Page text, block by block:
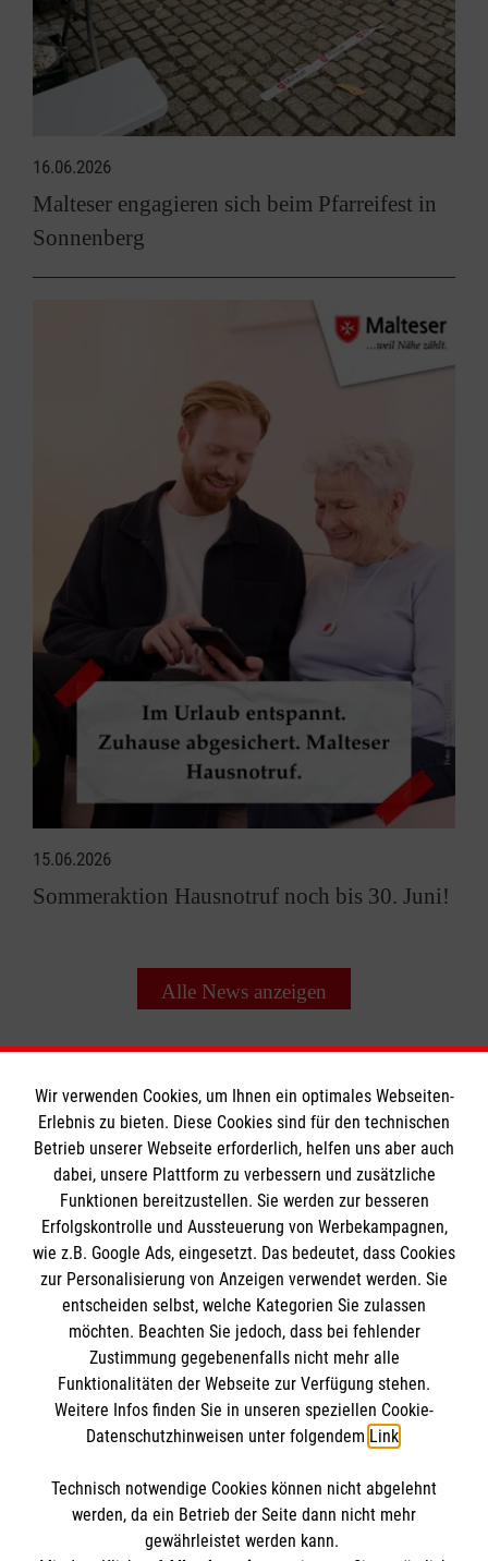
16.06.2026
Malteser engagieren sich beim Pfarreifest in
Sonnenberg
15.06.2026
Sommeraktion Hausnotruf noch bis 30. Juni!
Alle News anzeigen
Informationen
Impressum
Datenschutz
Barrierefreiheit
Kontakt
Die Malteser
Malteser in Deutschland
Malteserorden
Sharepoint
Spendenkonto
Bank: Pax-Bank
IBAN: DE26 3706 0120 1201 2260 11
So finden Sie uns
Wir verwenden Cookies, um Ihnen ein optimales Webseiten-
Erlebnis zu bieten. Diese Cookies sind für den technischen
Betrieb unserer Webseite erforderlich, helfen uns aber auch
dabei, unsere Plattform zu verbessern und zusätzliche
Funktionen bereitzustellen. Sie werden zur besseren
Erfolgskontrolle und Aussteuerung von Werbekampagnen,
wie z.B. Google Ads, eingesetzt. Das bedeutet, dass Cookies
zur Personalisierung von Anzeigen verwendet werden. Sie
entscheiden selbst, welche Kategorien Sie zulassen
möchten. Beachten Sie jedoch, dass bei fehlender
Zustimmung gegebenenfalls nicht mehr alle
Funktionalitäten der Webseite zur Verfügung stehen.
Weitere Infos finden Sie in unseren speziellen Cookie-
Datenschutzhinweisen unter folgendem Link.
Technisch notwendige Cookies können nicht abgelehnt
werden, da ein Betrieb der Seite dann nicht mehr
gewährleistet werden kann.